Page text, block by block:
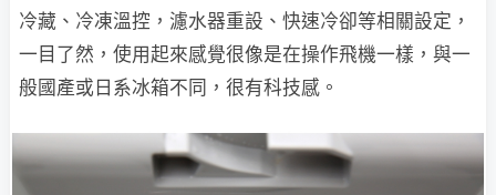
冷藏、冷凍溫控，濾水器重設、快速冷卻等相關設定，
一目了然，使用起來感覺很像是在操作飛機一樣，與一
般國產或日系冰箱不同，很有科技感。